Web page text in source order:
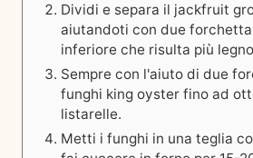
Dividi e separa il jackfruit
aiutandoti con due
inferiore che risulta più
Sempre con l'aiuto di due
funghi king oyster fino ad
listarelle.
Metti i funghi in una teglia